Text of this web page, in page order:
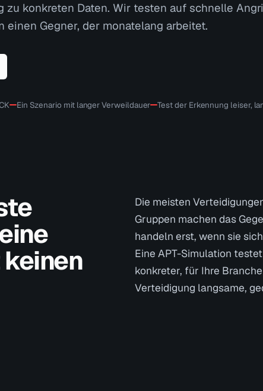
zu konkreten Daten. Wir testen auf schnelle
Gegner, der monatelang arbeitet.
Ein Szenario mit langer Verweildauer Test der Erkennung leiser,
Die meisten
Gruppen machen das
handeln erst, wenn sie
Eine APT-Simulation
konkreter, für Ihre
Verteidigung langsame,